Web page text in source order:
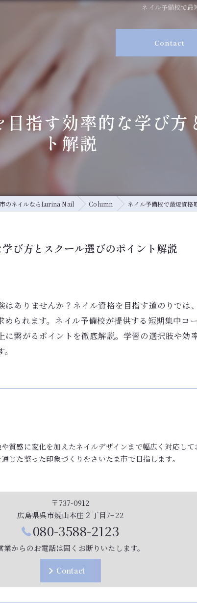
ネイル予備校で最
Contact
指す効率的な学び
ト解説
のネイルならLurina.Nail Column ネイル予備校で最短資格
び方とスクール選びのポイント解説
ありませんか？ネイル資格を目指す道のりでは
られます。ネイル予備校が提供する短期集中コ
繋がるポイントを徹底解説。学習の選択肢や効
質感に変化を加えたネイルデザインまで幅広く対応し
じた整った印象づくりをさいたま市で目指します。
〒737-0912
広島県呉市焼山本庄２丁目7−22
080-3588-2123
業からのお電話は固くお断りいたします。
Contact